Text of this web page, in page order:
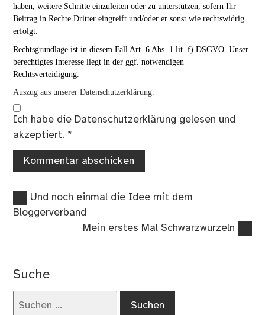
haben, weitere Schritte einzuleiten oder zu unterstützen, sofern Ihr
Beitrag in Rechte Dritter eingreift und/oder er sonst wie rechtswidrig
erfolgt.
Rechtsgrundlage ist in diesem Fall Art. 6 Abs. 1 lit. f) DSGVO. Unser
berechtigtes Interesse liegt in der ggf. notwendigen
Rechtsverteidigung.
Auszug aus unserer Datenschutzerklärung.
Ich habe die Datenschutzerklärung gelesen und
akzeptiert. *
Beitragsnavigation
Vorheriger
Beitrag:
Und noch einmal die Idee mit dem
Bloggerverband
Nächster
Mein erstes Mal Schwarzwurzeln
Suche